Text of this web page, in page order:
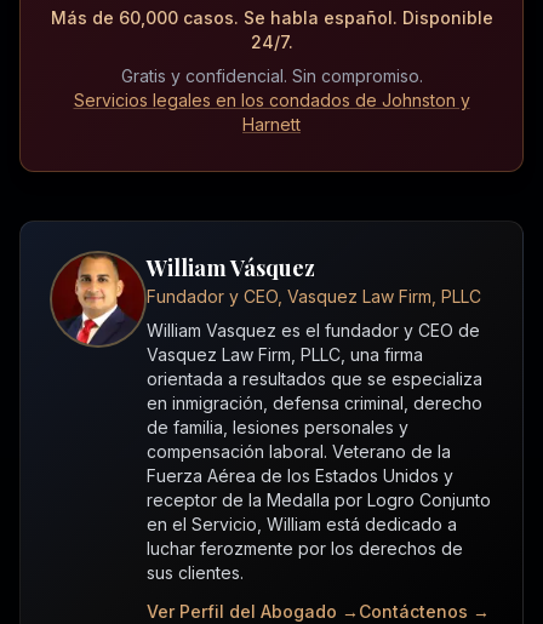
Más de 60,000 casos. Se habla español. Disponible
24/7.
Gratis y confidencial. Sin compromiso.
Servicios legales en los condados de Johnston y
Harnett
William Vásquez
Fundador y CEO, Vasquez Law Firm, PLLC
William Vasquez es el fundador y CEO de
Vasquez Law Firm, PLLC, una firma
orientada a resultados que se especializa
en inmigración, defensa criminal, derecho
de familia, lesiones personales y
compensación laboral. Veterano de la
Fuerza Aérea de los Estados Unidos y
receptor de la Medalla por Logro Conjunto
en el Servicio, William está dedicado a
luchar ferozmente por los derechos de
sus clientes.
Ver Perfil del Abogado → Contáctenos →